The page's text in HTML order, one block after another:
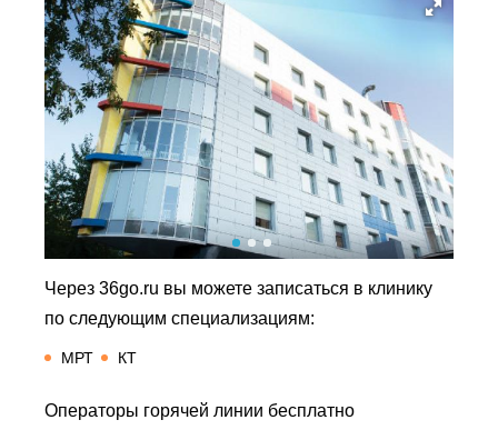
Через 36go.ru вы можете записаться в клинику
по следующим специализациям:
МРТ КТ
Операторы горячей линии бесплатно